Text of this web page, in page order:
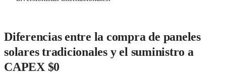
Diferencias entre la compra de paneles
solares tradicionales y el suministro a
CAPEX $0